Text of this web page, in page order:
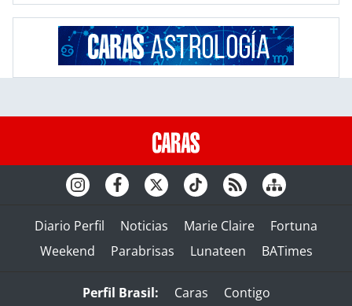
Diario Perfil Noticias Marie Claire
Fortuna
Weekend
Parabrisas Lunateen BATimes
Perfil Brasil: Caras Contigo